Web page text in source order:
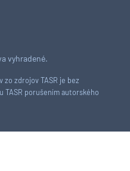
vyhradené.
zo zdrojov TASR je bez
TASR porušením autorského